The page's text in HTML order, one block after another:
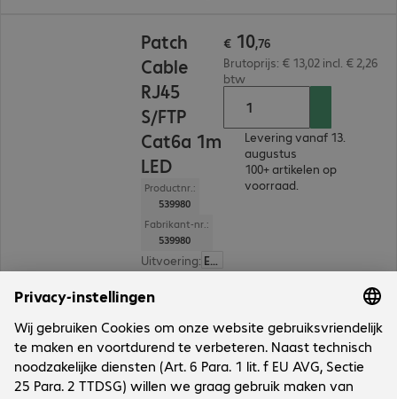
Patch
Cable
RJ45
S/FTP
Cat6a 1m
LED
Productnr.:
539980
Fabrikant-nr.:
539980
Uitvoering: Europa
Kabelcategorie:Cat 6a
Kabellengte
Afscherming : S/FTP (PIMF)
€ 10,76
Brutoprijs: € 13,02 incl. € 2,26
btw
Levering vanaf 13.
augustus
100+ artikelen op
voorraad.
6 van 6 resultaten
Toon meer